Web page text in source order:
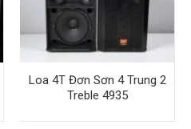
Loa 4T Đơn Sơn 4 Trung 2
Treble 4935